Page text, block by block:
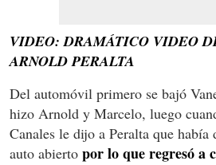
VIDEO: DRAMÁTICO VIDEO
ARNOLD PERALTA
Del automóvil primero se bajó
hizo Arnold y Marcelo, luego
Canales le dijo a Peralta que
auto abierto por lo que regresó a